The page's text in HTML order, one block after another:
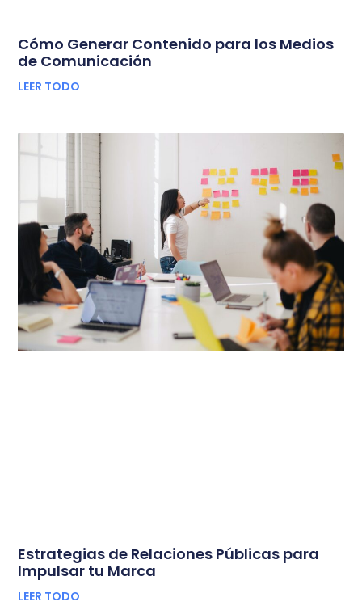
Cómo Generar Contenido para los Medios
de Comunicación
LEER TODO
Estrategias de Relaciones Públicas para
Impulsar tu Marca
LEER TODO